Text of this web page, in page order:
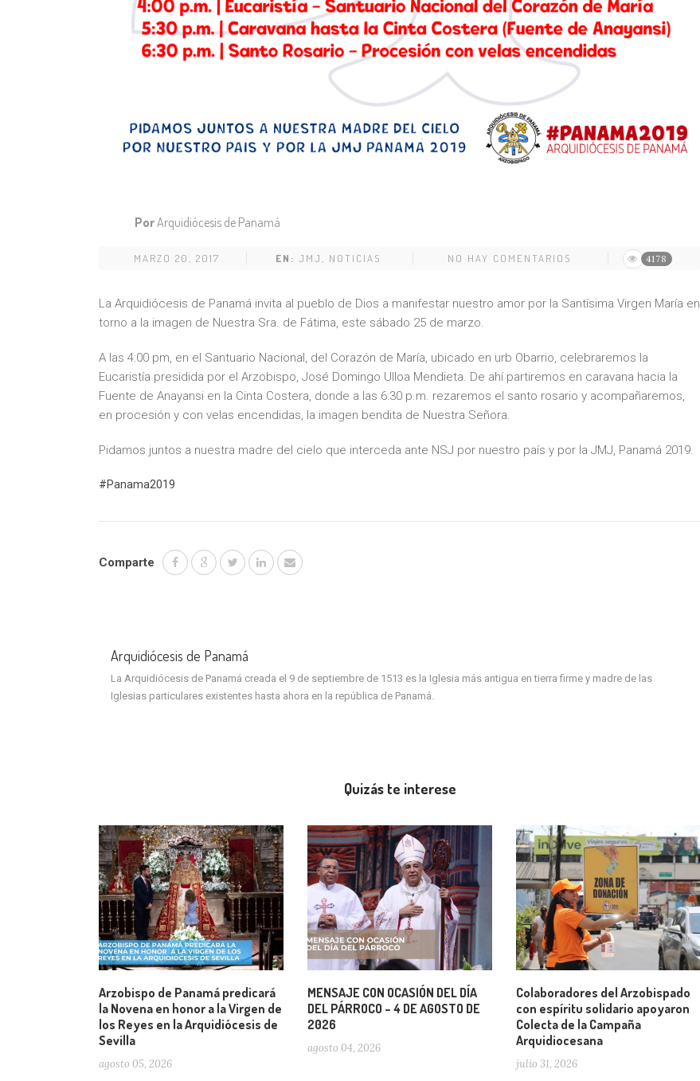
PorArquidiócesis de Panamá
MARZO 20, 2017 EN: JMJ NOTICIAS NO HAY COMENTARIOS 4178
La Arquidiócesis de Panamá invita al pueblo de Dios a manifestar nuestro amor por la Santísima Virgen María en
torno a la imagen de Nuestra Sra. de Fátima, este sábado 25 de marzo.
A las 4:00 pm, en el Santuario Nacional, del Corazón de María, ubicado en urb Obarrio, celebraremos la
Eucaristía presidida por el Arzobispo, José Domingo Ulloa Mendieta. De ahí partiremos en caravana hacia la
Fuente de Anayansi en la Cinta Costera, donde a las 6:30 p.m. rezaremos el santo rosario y acompañaremos,
en procesión y con velas encendidas, la imagen bendita de Nuestra Señora.
Pidamos juntos a nuestra madre del cielo que interceda ante NSJ por nuestro país y por la JMJ, Panamá 2019.
#Panama2019
Comparte
Arquidiócesis de Panamá
La Arquidiócesis de Panamá creada el 9 de septiembre de 1513 es la Iglesia más antigua en tierra firme y madre de las
Iglesias particulares existentes hasta ahora en la república de Panamá.
Quizás te interese
Arzobispo de Panamá predicará
la Novena en honor a la Virgen de
los Reyes en la Arquidiócesis de
Sevilla
agosto 05, 2026
MENSAJE CON OCASIÓN DEL DÍA
DEL PÁRROCO – 4 DE AGOSTO DE
2026
agosto 04, 2026
Colaboradores del Arzobispado
con espíritu solidario apoyaron
Colecta de la Campaña
Arquidiocesana
julio 31, 2026